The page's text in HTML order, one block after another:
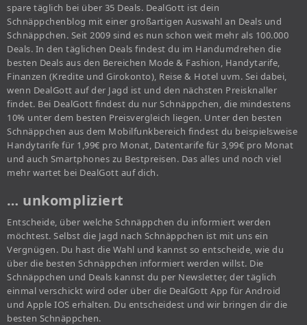
spare täglich bei über 35 Deals. DealGott ist dein
Schnäppchenblog mit einer großartigen Auswahl an Deals und
Schnäppchen. Seit 2009 sind es nun schon weit mehr als 100.000
Deals. In den täglichen Deals findest du im Handumdrehen die
besten Deals aus den Bereichen Mode & Fashion, Handytarife,
Finanzen (Kredite und Girokonto), Reise & Hotel uvm. Sei dabei,
wenn DealGott auf der Jagd ist und den nächsten Preisknaller
findet. Bei DealGott findest du nur Schnäppchen, die mindestens
10% unter dem besten Preisvergleich liegen. Unter den besten
Schnäppchen aus dem Mobilfunkbereich findest du beispielsweise
Handytarife für 1,99€ pro Monat, Datentarife für 3,99€ pro Monat
und auch Smartphones zu Bestpreisen. Das alles und noch viel
mehr wartet bei DealGott auf dich.
… unkompliziert
Entscheide, über welche Schnäppchen du informiert werden
möchtest. Selbst die Jagd nach Schnäppchen ist mit uns ein
Vergnügen. Du hast die Wahl und kannst so entscheide, wie du
über die besten Schnäppchen informiert werden willst. Die
Schnäppchen und Deals kannst du per Newsletter, der täglich
einmal verschickt wird oder über die DealGott App für Android
und Apple IOS erhalten. Du entscheidest und wir bringen dir die
besten Schnäppchen.